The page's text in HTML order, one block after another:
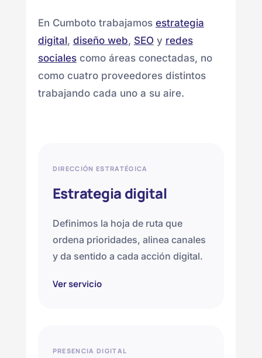
En Cumboto trabajamos estrategia
digital, diseño web, SEO y redes
socialescomo áreas conectadas, no
como cuatro proveedores distintos
trabajando cada uno a su aire.
DIRECCIÓN ESTRATÉGICA
Estrategia digital
Definimos la hoja de ruta que
ordena prioridades, alinea canales
y da sentido a cada acción digital.
Ver servicio
PRESENCIA DIGITAL